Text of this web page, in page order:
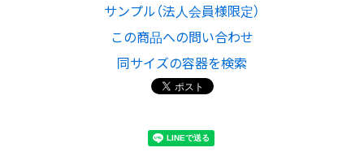
サンプル（法人会員様限定）
この商品への問い合わせ
同サイズの容器を検索